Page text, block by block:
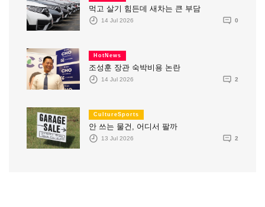
먹고 살기 힘든데 새차는 큰 부담
14 Jul 2026 0
HotNews
조성훈 장관 숙박비용 논란
14 Jul 2026 2
CultureSports
안 쓰는 물건, 어디서 팔까
13 Jul 2026 2